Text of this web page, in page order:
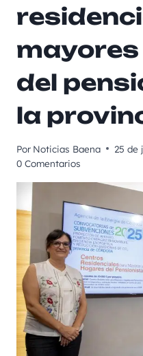
del
la
Por Noticias Baena 25 de
0 Comentarios